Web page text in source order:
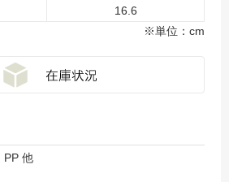
16.6
※単位：cm
PP 他